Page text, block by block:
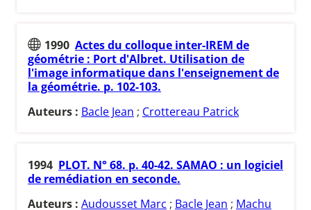
1990 Actes du colloque inter-IREM de
géométrie : Port d'Albret. Utilisation de
l'image informatique dans l'enseignement de
la géométrie. p. 102-103.
Auteurs : Bacle Jean ; Crottereau Patrick
1994 PLOT. N° 68. p. 40-42. SAMAO : un logiciel
de remédiation en seconde.
Auteurs : Audousset Marc ; Bacle Jean ; Machu